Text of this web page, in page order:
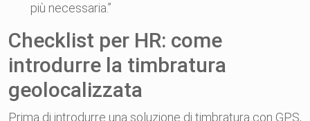
più necessaria.”
Checklist per HR: come
introdurre la timbratura
geolocalizzata
Prima di introdurre una soluzione di timbratura con GPS,